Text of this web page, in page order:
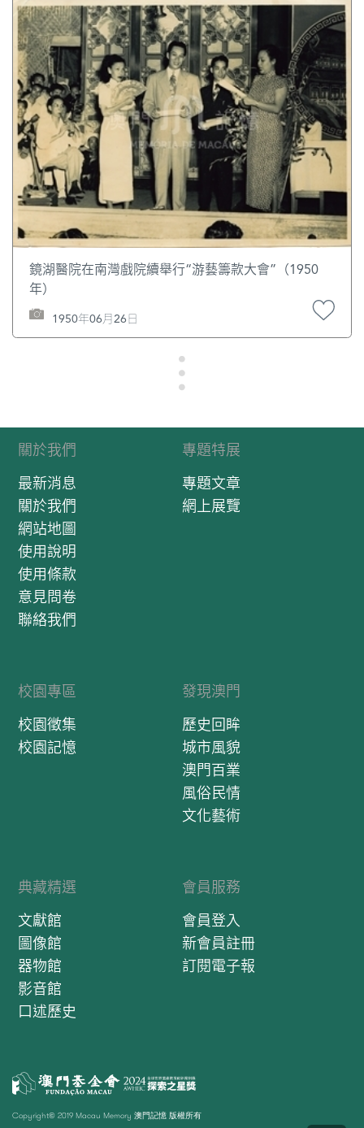
鏡湖醫院在南灣戲院續舉行“游藝籌款大會”（1950
年）
1950年06月26日
關於我們
最新消息
關於我們
網站地圖
使用說明
使用條款
意見問卷
聯絡我們
專題特展
專題文章
網上展覽
校園專區
校園徵集
校園記憶
發現澳門
歷史回眸
城市風貌
澳門百業
風俗民情
文化藝術
典藏精選
文獻館
圖像館
器物館
影音館
口述歷史
會員服務
會員登入
新會員註冊
訂閱電子報
Copyright© 2019 Macau Memory 澳門記憶 版權所有